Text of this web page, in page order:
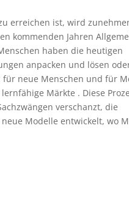
erreichen ist, wird
kommenden Jahren
haben die heutigen
anpacken und lösen
neue Menschen und für
Märkte . Diese
verschanzt, die
Modelle entwickelt, wo